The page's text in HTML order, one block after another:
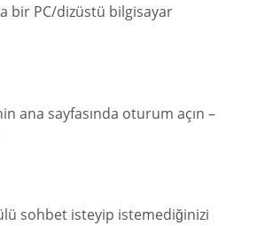
bir PC/dizüstü bilgisayar
ana sayfasında oturum açın –
sohbet isteyip istemediğinizi